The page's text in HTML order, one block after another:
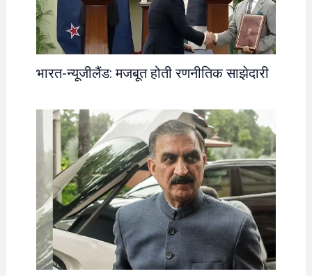
भारत-न्यूजीलैंड: मजबूत होती रणनीतिक साझेदारी